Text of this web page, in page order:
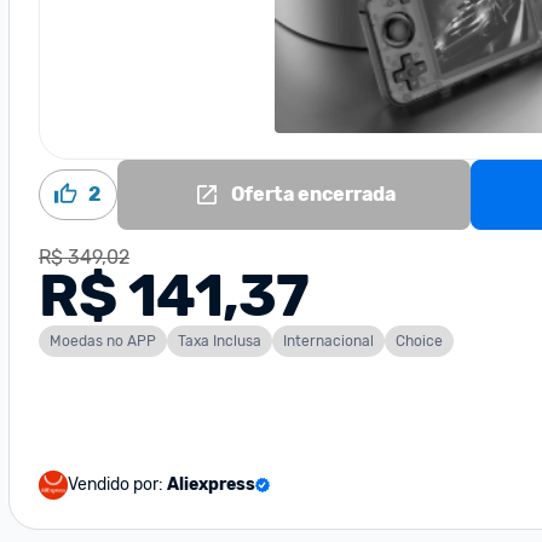
2 Oferta encerrada
R$ 349,02
R$ 141,37
Moedas no APP Taxa Inclusa Internacional Choice
Vendido por: Aliexpress